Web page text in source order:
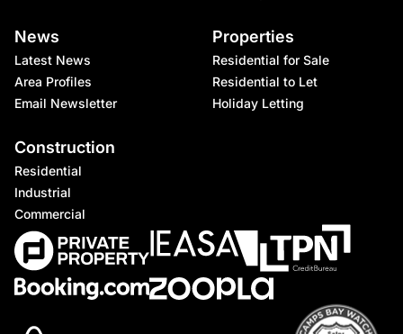
News
Latest News
Area Profiles
Email Newsletter
Properties
Residential for Sale
Residential to Let
Holiday Letting
Construction
Residential
Industrial
Commercial